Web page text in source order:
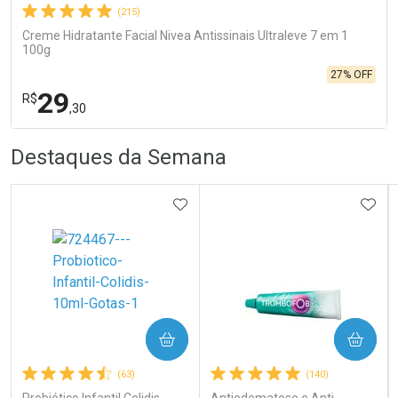
(215)
Creme Hidratante Facial Nivea Antissinais Ultraleve 7 em 1
100g
R$29,30
27% OFF
Laboratório
Por Menos
Destaques da Semana
(63)
ADICIONAR AOS FAVORITOS
COMPRAR
(140)
COMPRAR